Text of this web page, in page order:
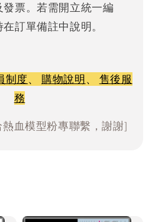
票。若需開立統一編
訂單備註中說明。
制度、 購物說明、 售後服
務
血模型粉專聯繫，謝謝]